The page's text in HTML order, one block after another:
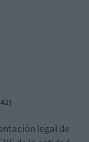
legal de